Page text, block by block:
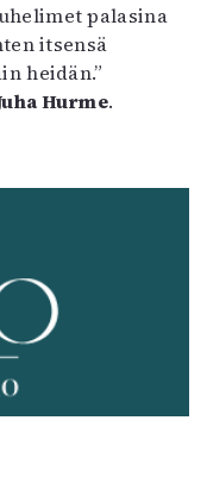
palasina
itsensä
heidän.”
Hurme.